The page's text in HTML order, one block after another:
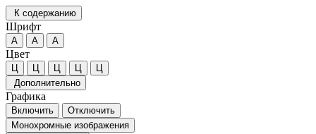
К содержанию
Шрифт
А А А
Цвет
Ц Ц Ц Ц
Ц
Дополнительно
Графика
Включить
Отключить
Монохромные изображения